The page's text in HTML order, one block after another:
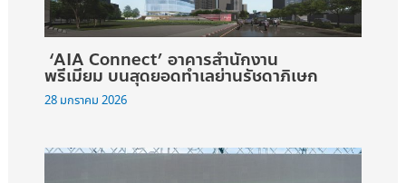
‘AIA Connect’ อาคารสำนักงาน
พรีเมียม บนสุดยอดทำเลย่านรัชดาภิเษก
28 มกราคม 2026